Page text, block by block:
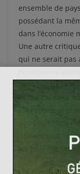
ensemble de
possédant la
dans l’économie
Une autre
qui ne serait pas
question de la
posée car pour
est l’acheteur et
pas évidente a
dérivés sont
les plus
Les conditions